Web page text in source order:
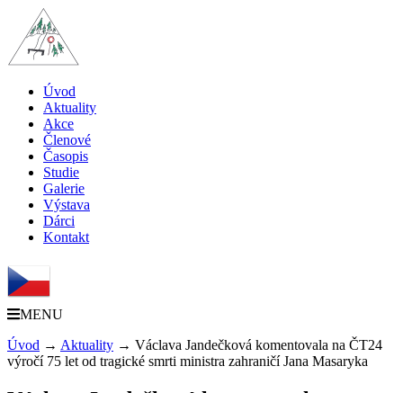
Úvod
Aktuality
Akce
Členové
Časopis
Studie
Galerie
Výstava
Dárci
Kontakt
MENU
Úvod → Aktuality → Václava Jandečková komentovala na ČT24
výročí 75 let od tragické smrti ministra zahraničí Jana Masaryka